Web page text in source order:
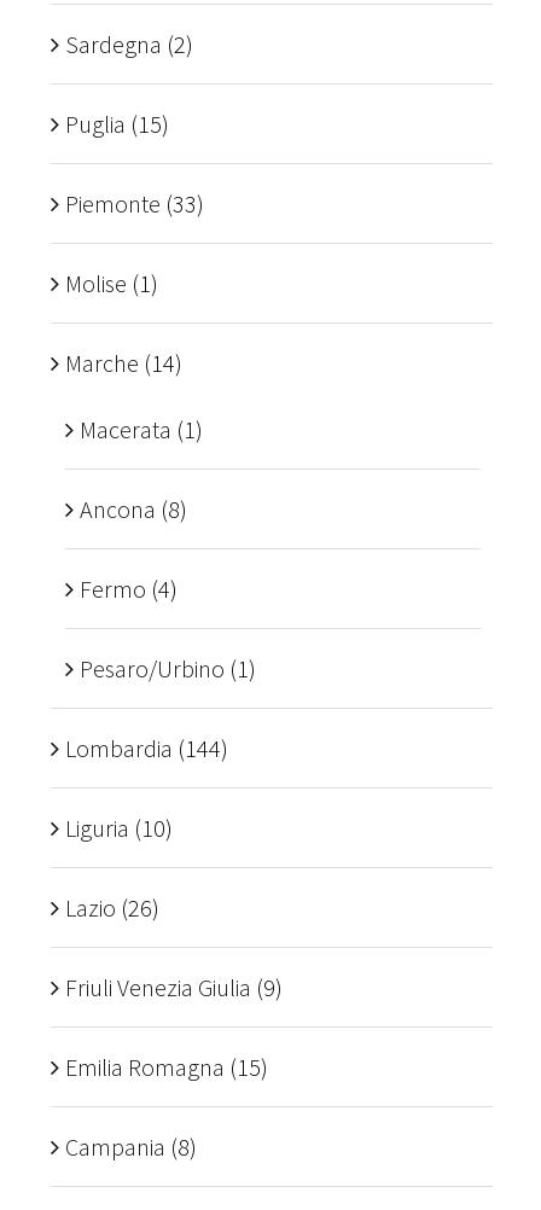
Sardegna (2)
Puglia (15)
Piemonte (33)
Molise (1)
Marche (14)
Macerata (1)
Ancona (8)
Fermo (4)
Pesaro/Urbino (1)
Lombardia (144)
Liguria (10)
Lazio (26)
Friuli Venezia Giulia (9)
Emilia Romagna (15)
Campania (8)